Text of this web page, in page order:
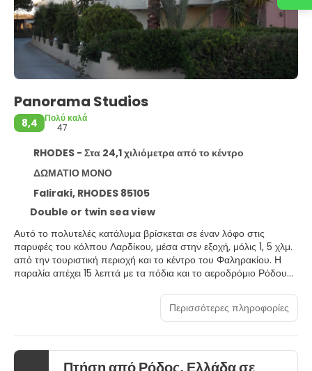
Panorama Studios
8,4
Πολύ καλά
47
RHODES - Στα 24,1 χιλιόμετρα από το κέντρο
ΔΩΜΑΤΙΟ ΜΟΝΟ
Faliraki, RHODES 85105
Double or twin sea view
Αυτό το πολυτελές κατάλυμα βρίσκεται σε έναν λόφο στις
παρυφές του κόλπου Λαρδίκου, μέσα στην εξοχή, μόλις 1, 5 χλμ.
από την τουριστική περιοχή και το κέντρο του Φαληρακίου. Η
παραλία απέχει 15 λεπτά με τα πόδια και το αεροδρόμιο Ρόδου
συγκρότημα στούντιο με ωραία αρχιτεκτονική και υπέροχους
κήπους. Όλα τα δωμάτια είναι απλά διακοσμημένα αλλά πολύ
άνετα, δημιουργώντας μια ήρεμη ατμόσφαιρα για τους
επισκέπτες. Διαθέτουν επίσης ιδιωτικό μπαλκόνι ή βεράντα και
μικρή κουζίνα με ψυγείο. Οι επισκέπτες μπορούν να
απολαύσουν τον ήλιο στις ξαπλώστρες και τις ομπρέλες δίπλα
Περισσότερες πληροφορίες